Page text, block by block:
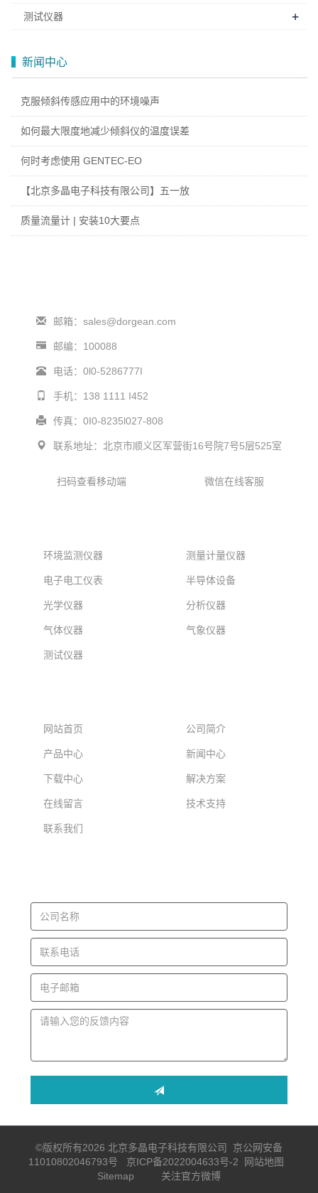
测试仪器 +
新闻中心
克服倾斜传感应用中的环境噪声
如何最大限度地减少倾斜仪的温度误差
何时考虑使用 GENTEC-EO
【北京多晶电子科技有限公司】五一放
质量流量计 | 安装10大要点
邮箱：sales@dorgean.com
邮编：100088
电话：0l0-5286777I
手机：138 1111 I452
传真：0I0-8235l027-808
联系地址：北京市顺义区军营街16号院7号5层525室
扫码查看移动端 微信在线客服
环境监测仪器 测量计量仪器
电子电工仪表 半导体设备
光学仪器 分析仪器
气体仪器 气象仪器
测试仪器
网站首页 公司简介
产品中心 新闻中心
下载中心 解决方案
在线留言 技术支持
联系我们
©版权所有2026 北京多晶电子科技有限公司 京公网安备
11010802046793号
京ICP备2022004633号-2
网站地图
Sitemap
关注官方微博